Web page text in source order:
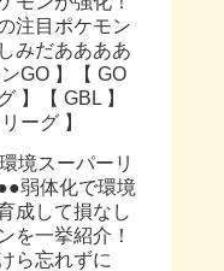
注目ポケモン
みだああああ
GO 】【 GO
】【 GBL 】
ーグ 】
境スーパーリ
弱体化で環境
成して損なし
を一挙紹介！
ら忘れずに